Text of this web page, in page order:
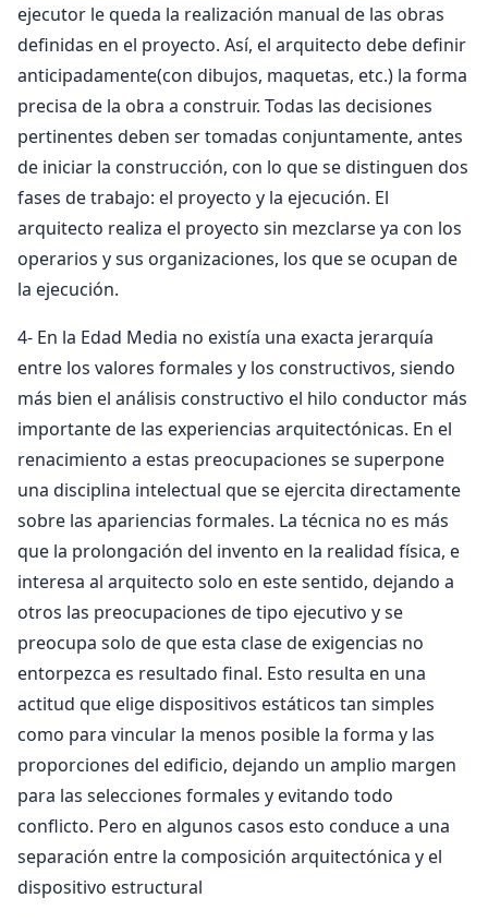
ejecutor le queda la realización manual de las obras
definidas en el proyecto. Así, el arquitecto debe definir
anticipadamente(con dibujos, maquetas, etc.) la forma
precisa de la obra a construir. Todas las decisiones
pertinentes deben ser tomadas conjuntamente, antes
de iniciar la construcción, con lo que se distinguen dos
fases de trabajo: el proyecto y la ejecución. El
arquitecto realiza el proyecto sin mezclarse ya con los
operarios y sus organizaciones, los que se ocupan de
la ejecución.
4- En la Edad Media no existía una exacta jerarquía
entre los valores formales y los constructivos, siendo
más bien el análisis constructivo el hilo conductor más
importante de las experiencias arquitectónicas. En el
renacimiento a estas preocupaciones se superpone
una disciplina intelectual que se ejercita directamente
sobre las apariencias formales. La técnica no es más
que la prolongación del invento en la realidad física, e
interesa al arquitecto solo en este sentido, dejando a
otros las preocupaciones de tipo ejecutivo y se
preocupa solo de que esta clase de exigencias no
entorpezca es resultado final. Esto resulta en una
actitud que elige dispositivos estáticos tan simples
como para vincular la menos posible la forma y las
proporciones del edificio, dejando un amplio margen
para las selecciones formales y evitando todo
conflicto. Pero en algunos casos esto conduce a una
separación entre la composición arquitectónica y el
dispositivo estructural